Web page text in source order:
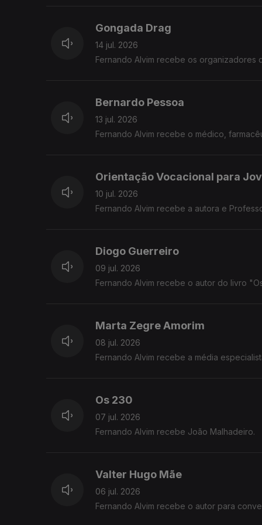
Gongada Drag
14 jul. 2026
Fernando Alvim recebe os organizadores
Bernardo Pessoa
13 jul. 2026
Fernando Alvim recebe o médico,
Orientação Vocacional para
10 jul. 2026
Fernando Alvim recebe a autora e
Diogo Guerreiro
09 jul. 2026
Fernando Alvim recebe o autor do livro
Marta Zegre Amorim
08 jul. 2026
Fernando Alvim recebe a média
Os 230
07 jul. 2026
Fernando Alvim recebe João Malhadeiro.
Valter Hugo Mãe
06 jul. 2026
Fernando Alvim recebe o autor para